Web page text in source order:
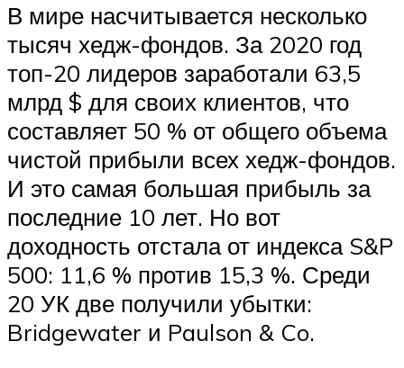
В мире насчитывается несколько
тысяч хедж-фондов. За 2020 год
топ-20 лидеров заработали 63,5
млрд $ для своих клиентов, что
составляет 50 % от общего объема
чистой прибыли всех хедж-фондов.
И это самая большая прибыль за
последние 10 лет. Но вот
доходность отстала от индекса S&P
500: 11,6 % против 15,3 %. Среди
20 УК две получили убытки:
Bridgewater и Paulson & Co.